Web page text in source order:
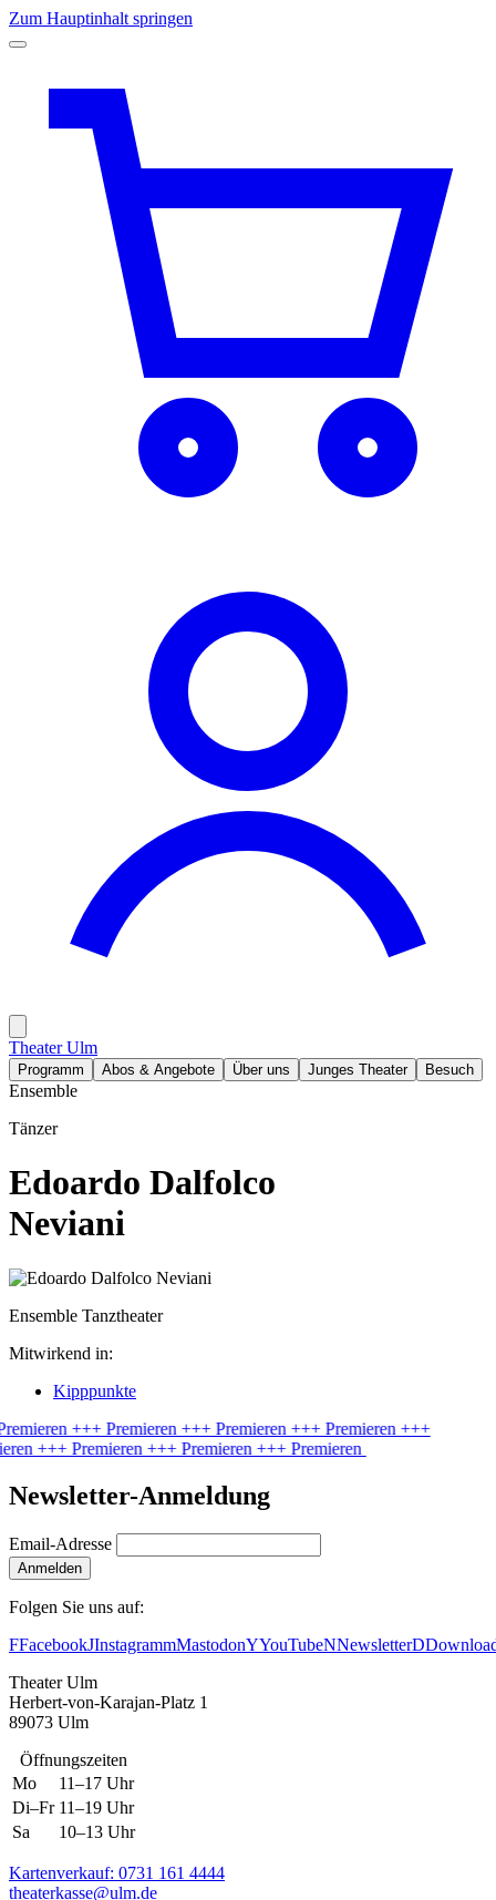
Zum Hauptinhalt springen
Theater Ulm
Programm Abos & Angebote Über uns Junges Theater Besuch
Ensemble
Tänzer
Edoardo Dalfolco
Neviani
Ensemble Tanztheater
Mitwirkend in:
Kipppunkte
+++ Premieren +++ Premieren +++ Premieren +++
+++ Premieren +++ Premieren +++ Premieren
Newsletter-Anmeldung
Email-Adresse
Anmelden
Folgen Sie uns auf:
FFacebookJInstagrammMastodonYYouTubeNNewsletterD
Theater Ulm
Herbert-von-Karajan-Platz 1
89073 Ulm
Öffnungszeiten
Mo
11–17 Uhr
Di–Fr 11–19 Uhr
Sa
10–13 Uhr
Kartenverkauf: 0731 161 4444
theaterkasse@ulm.de